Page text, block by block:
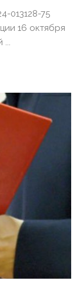
013128-75
16 октября